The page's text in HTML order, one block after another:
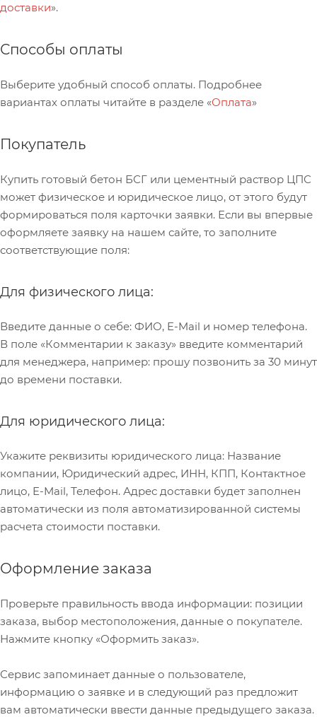
доставки».
Способы оплаты
Выберите удобный способ оплаты. Подробнее
вариантах оплаты читайте в разделе «Оплата»
Покупатель
Купить готовый бетон БСГ или цементный раствор ЦПС
может физическое и юридическое лицо, от этого будут
формироваться поля карточки заявки. Если вы впервые
оформляете заявку на нашем сайте, то заполните
соответствующие поля:
Для физического лица:
Введите данные о себе: ФИО, E-Mail и номер телефона.
В поле «Комментарии к заказу» введите комментарий
для менеджера, например: прошу позвонить за 30 минут
до времени поставки.
Для юридического лица:
Укажите реквизиты юридического лица: Название
компании, Юридический адрес, ИНН, КПП, Контактное
лицо, E-Mail, Телефон. Адрес доставки будет заполнен
автоматически из поля автоматизированной системы
расчета стоимости поставки.
Оформление заказа
Проверьте правильность ввода информации: позиции
заказа, выбор местоположения, данные о покупателе.
Нажмите кнопку «Оформить заказ».
Сервис запоминает данные о пользователе,
информацию о заявке и в следующий раз предложит
вам автоматически ввести данные предыдущего заказа.